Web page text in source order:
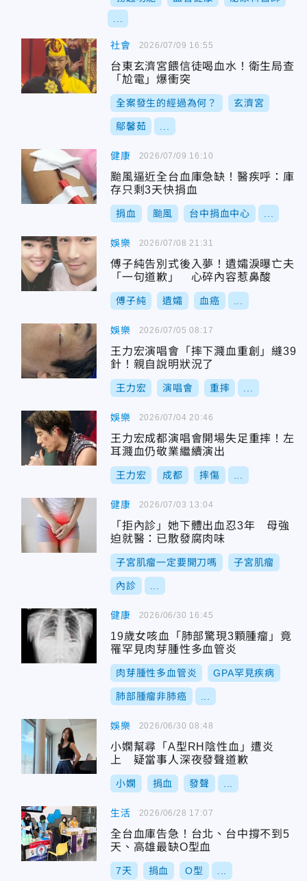
社會
台東玄濟宮餵信徒喝血水！衛生局查
「尬電」爆衝突
全案發生的經過為何？ 玄濟宮
鄔馨茹
2026/07/09 16:55
健康
颱風逼近全台血庫急缺！醫疾呼：庫
存只剩3天快捐血
捐血 颱風 台中捐血中心
2026/07/09 16:10
娛樂
傅子純告別式後入夢！遺孀淚曝亡夫
「一句道歉」 心碎內容惹鼻酸
傅子純 遺孀 血癌
2026/07/08 21:31
娛樂
王力宏演唱會「摔下濺血重創」縫39
針！親自說明狀況了
王力宏 演唱會 重摔
2026/07/05 08:17
娛樂
王力宏成都演唱會開場失足重摔！左
耳濺血仍敬業繼續演出
王力宏 成都 摔傷
2026/07/04 20:46
健康
「拒內診」她下體出血忍3年 母強
迫就醫：已散發腐肉味
子宮肌瘤一定要開刀嗎 子宮肌瘤
內診
2026/07/03 13:04
健康
19歲女咳血「肺部驚現3顆腫瘤」竟
罹罕見肉芽腫性多血管炎
肉芽腫性多血管炎 GPA罕見疾病
肺部腫瘤非肺癌
2026/06/30 16:45
娛樂
小嫻幫尋「A型RH陰性血」遭炎
上 疑當事人深夜發聲道歉
小嫻 捐血 發聲
2026/06/30 08:48
生活
全台血庫告急！台北、台中撐不到5
天、高雄最缺O型血
7天 捐血 O型
2026/06/28 17:07